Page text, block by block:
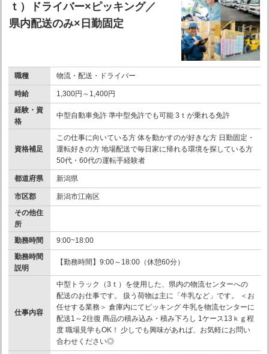
ｔ）ドライバー×ピッキング／
県内配送のみ×日勤固定
職種 物流・配送・ドライバー
時給
1,300円～1,400円
経験・資
格
中型自動車免許 準中型免許でも可能 3ｔが乗れる免許
資格補足
この仕事に向いている方 体を動かすのが好きな方 日勤固定・
運転好きの方 地場配送で毎日家に帰れる環境を探している方
50代・60代の運転手経験者
都道府県 新潟県
市区郡
新潟市江南区
その他住
所
勤務時間
9:00~18:00
勤務時間
説明
【勤務時間】9:00～18:00（休憩60分）
仕事内容
中型トラック（3ｔ）を使用した、県内の物流センターへの
配送のお仕事です。 扱う荷物は主に「牛乳など」です。 ＜お
任せする業務＞ 倉庫内にてピッキング 牛乳を物流センターに
配送1～2往復 商品の積み込み・積み下ろし 1ケース13ｋｇ程
度 職場見学もOK！ 少しでも興味があれば、お気軽にお問い
合わせください◎